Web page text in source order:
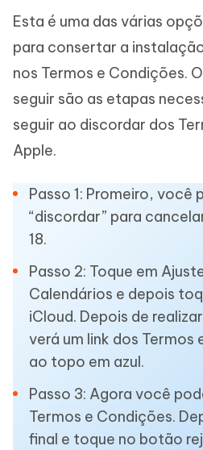
Esta é uma das várias
para consertar a
nos Termos e Condições.
seguir são as etapas
seguir ao discordar dos
Apple.
Passo 1: Promeiro, você
“discordar” para
18.
Passo 2: Toque em
Calendários e depois
iCloud. Depois de
verá um link dos Termos
ao topo em azul.
Passo 3: Agora você
Termos e Condições.
final e toque no botão